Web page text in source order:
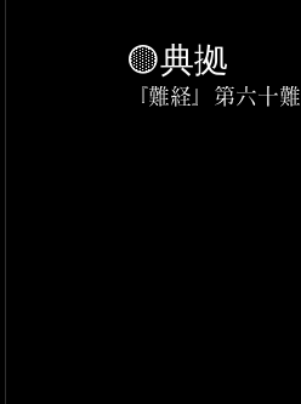
🟡典拠
『難経』第六十難